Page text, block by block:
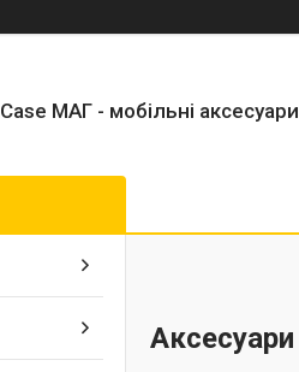
Case МАГ - мобільні аксесуари
Аксесуари